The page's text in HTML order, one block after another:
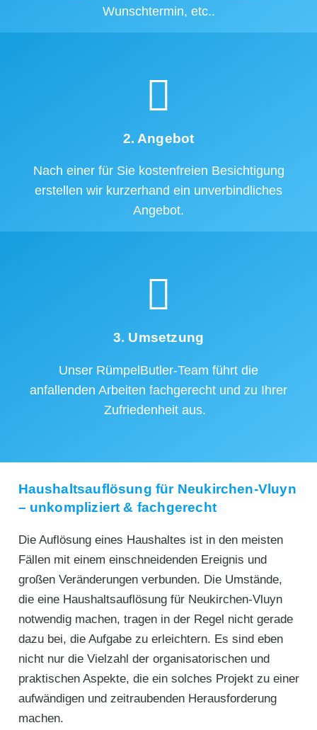
Wunschtermin, etc..
2. Angebot
Nach einer für Sie kostenfreien Besichtigung
erstellen wir kurzerhand ein unverbindliches
Angebot.
3. Umsetzung
Unser RümpelButler-Team führt die
anfallenden Arbeiten fachgerecht und zu Ihrer
Zufriedenheit aus.
Haushaltsauflösung für Neukirchen-Vluyn
– unkompliziert & fachgerecht
Die Auflösung eines Haushaltes ist in den meisten
Fällen mit einem einschneidenden Ereignis und
großen Veränderungen verbunden. Die Umstände,
die eine Haushaltsauflösung für Neukirchen-Vluyn
notwendig machen, tragen in der Regel nicht gerade
dazu bei, die Aufgabe zu erleichtern. Es sind eben
nicht nur die Vielzahl der organisatorischen und
praktischen Aspekte, die ein solches Projekt zu einer
aufwändigen und zeitraubenden Herausforderung
machen.